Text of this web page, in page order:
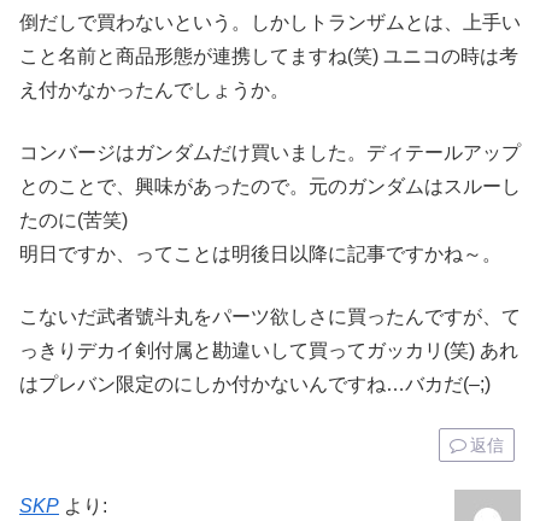
倒だしで買わないという。しかしトランザムとは、上手い
こと名前と商品形態が連携してますね(笑) ユニコの時は考
え付かなかったんでしょうか。
コンバージはガンダムだけ買いました。ディテールアップ
とのことで、興味があったので。元のガンダムはスルーし
たのに(苦笑)
明日ですか、ってことは明後日以降に記事ですかね～。
こないだ武者號斗丸をパーツ欲しさに買ったんですが、て
っきりデカイ剣付属と勘違いして買ってガッカリ(笑) あれ
はプレバン限定のにしか付かないんですね…バカだ(–;)
返信
SKP より: